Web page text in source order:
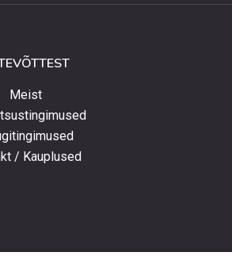
Meist
/ Kauplused